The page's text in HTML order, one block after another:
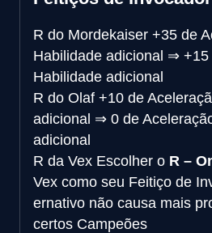
R do Mordekaiser +35 de
Habilidade adicional ⇒ +15
Habilidade adicional
R do Olaf +10 de
adicional ⇒ 0 de
adicional
R da Vex Escolher o R –
Vex como seu Feitiço de
ernativo não causa mais
certos Campeões